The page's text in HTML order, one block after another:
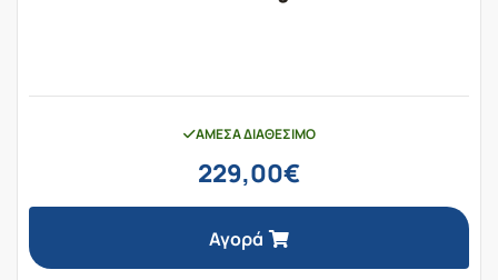
ΆΜΕΣΑ ΔΙΑΘΈΣΙΜΟ
229,00€
Αγορά